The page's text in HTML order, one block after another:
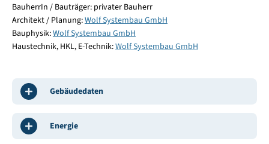
BauherrIn / Bauträger: privater Bauherr
Architekt / Planung:Wolf Systembau GmbH
Bauphysik:Wolf Systembau GmbH
Haustechnik, HKL, E-Technik:Wolf Systembau GmbH
Gebäudedaten
Energie